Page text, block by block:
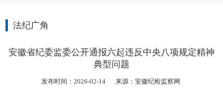
法纪广角
安徽省纪委监委公开通报六起违反中央八项规定精神
典型问题
发布时间：2026-02-14 来源：安徽纪检监察网